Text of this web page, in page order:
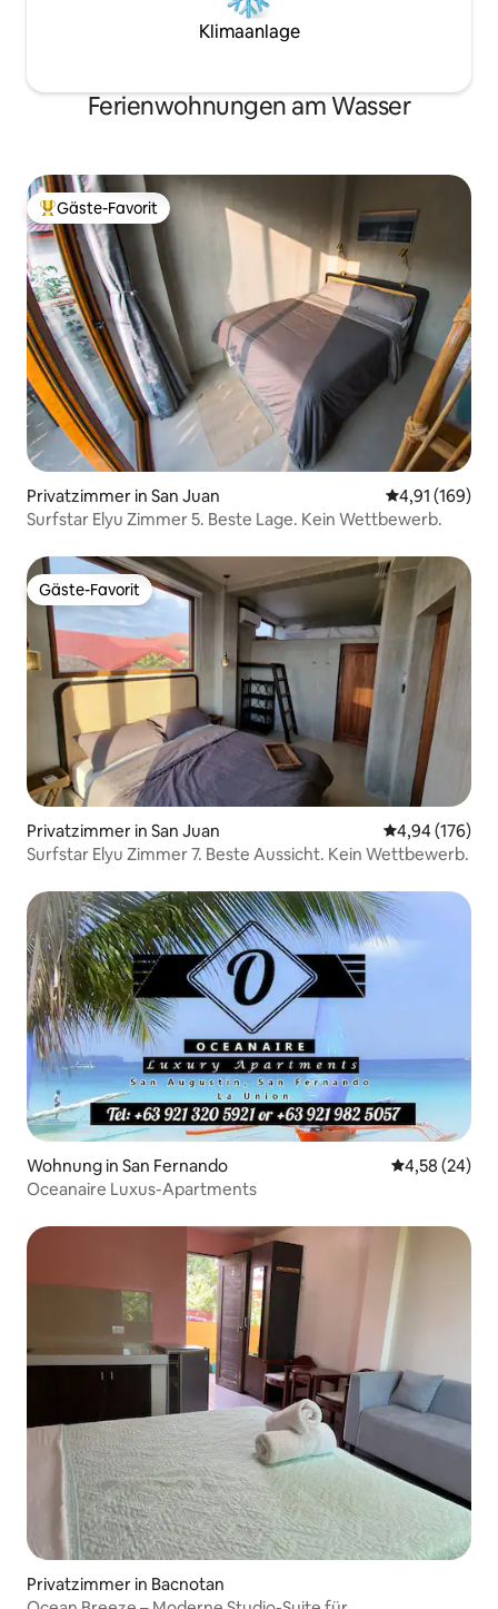
Klimaanlage
Ferienwohnungen am Wasser
Beliebter Gäste-Favorit.
Gäste-Favorit
Privatzimmer in San Juan
4,91 (169)
Surfstar Elyu Zimmer 5. Beste Lage. Kein Wettbewerb.
Gäste-Favorit
Gäste-Favorit
Privatzimmer in San Juan
4,94 (176)
Surfstar Elyu Zimmer 7. Beste Aussicht. Kein Wettbewerb.
Wohnung in San Fernando
4,58 (24)
Oceanaire Luxus-Apartments
Privatzimmer in Bacnotan